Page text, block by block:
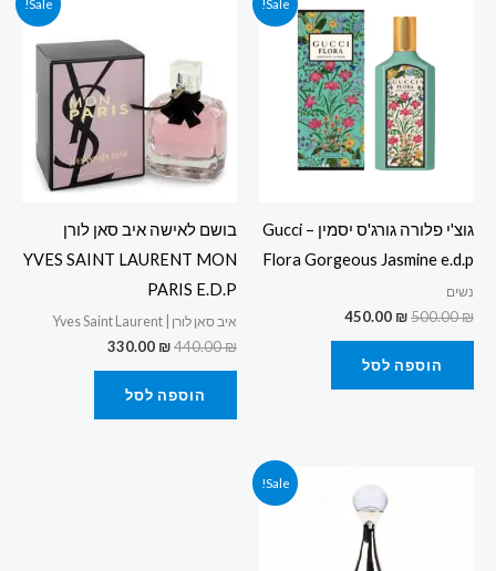
גוצ'י פלורה גורג'ס יסמין – Gucci
Flora Gorgeous Jasmine e.d.p
נשים
500.00₪
המקורי
500.00 ₪.
450.00 ₪
הנוכחי
הוא:
450.00 ₪.
הוספה לסל
בושם לאישה איב סאן לורן
YVES SAINT LAURENT MON
PARIS E.D.P
איב סאן לורן | Yves Saint Laurent
440.00₪
440.00 ₪.
330.00 ₪
330.00 ₪.
הוספה לסל
Sale!
המקורי
היה:
690.00 ₪.